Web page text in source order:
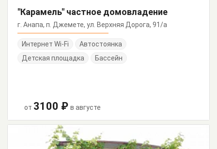
"Карамель" частное домовладение
г. Анапа, п. Джемете, ул. Верхняя Дорога, 91/а
Интернет Wi-Fi
Автостоянка
Детская площадка
Бассейн
от 3100 ₽ в августе